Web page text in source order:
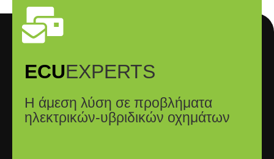
ECUEXPERTS
Η άμεση λύση σε προβλήματα
ηλεκτρικών-υβριδικών οχημάτων